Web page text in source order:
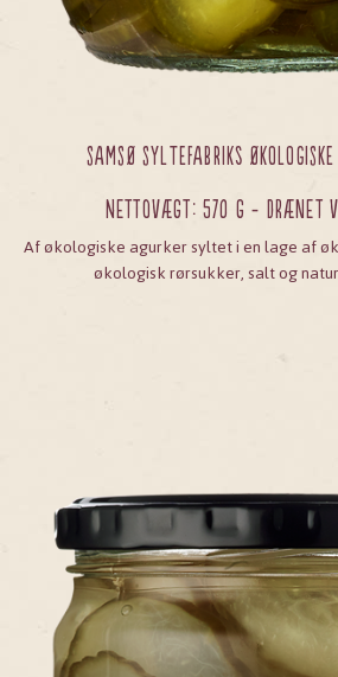
SAMSØ SYLTEFABRIKs
Nettovægt: 570 g - Drænet
Af økologiske agurker syltet i en lage af
økologisk rørsukker, salt og